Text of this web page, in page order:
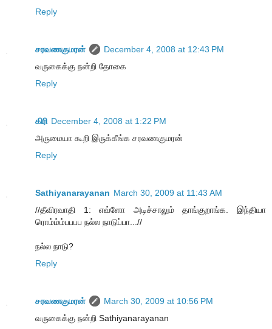
Reply
சரவணகுமரன்
December 4, 2008 at 12:43 PM
வருகைக்கு நன்றி தோகை
Reply
கிரி December 4, 2008 at 1:22 PM
அருமையா கூறி இருக்கீங்க சரவணகுமரன்
Reply
Sathiyanarayanan March 30, 2009 at 11:43 AM
//தீவிரவாதி 1: எவ்ளோ அடிச்சாலும் தாங்குறாங்க. இந்தியா
ரொம்ம்ம்பபபப நல்ல நாடுப்பா...//
நல்ல நாடு?
Reply
சரவணகுமரன்
March 30, 2009 at 10:56 PM
வருகைக்கு நன்றி Sathiyanarayanan